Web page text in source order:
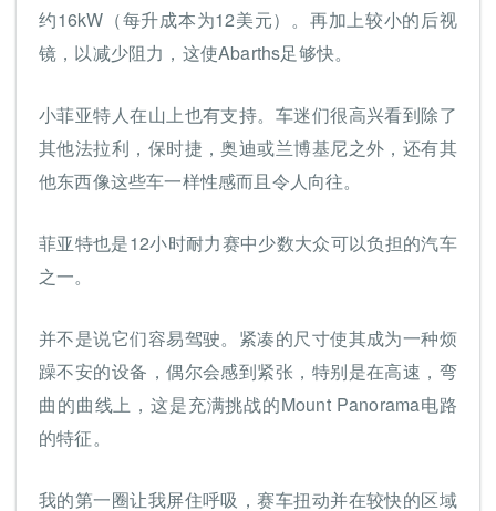
约16kW（每升成本为12美元）。再加上较小的后视
镜，以减少阻力，这使Abarths足够快。
小菲亚特人在山上也有支持。车迷们很高兴看到除了
其他法拉利，保时捷，奥迪或兰博基尼之外，还有其
他东西像这些车一样性感而且令人向往。
菲亚特也是12小时耐力赛中少数大众可以负担的汽车
之一。
并不是说它们容易驾驶。紧凑的尺寸使其成为一种烦
躁不安的设备，偶尔会感到紧张，特别是在高速，弯
曲的曲线上，这是充满挑战的Mount Panorama电路
的特征。
我的第一圈让我屏住呼吸，赛车扭动并在较快的区域